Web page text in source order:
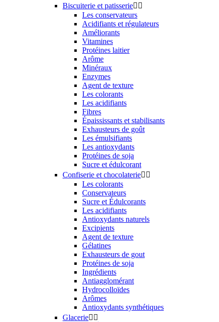
Biscuiterie et patisserie 
Les conservateurs
Acidifiants et régulateurs
Améliorants
Vitamines
Protéines laitier
Arôme
Minéraux
Enzymes
Agent de texture
Les colorants
Les acidifiants
Fibres
Épaississants et stabilisants
Exhausteurs de goût
Les émulsifiants
Les antioxydants
Protéines de soja
Sucre et édulcorant
Confiserie et chocolaterie 
Les colorants
Conservateurs
Sucre et Édulcorants
Les acidifiants
Antioxydants naturels
Excipients
Agent de texture
Gélatines
Exhausteurs de gout
Protéines de soja
Ingrédients
Antiagglomérant
Hydrocolloïdes
Arômes
Antioxydants synthétiques
Glacerie 